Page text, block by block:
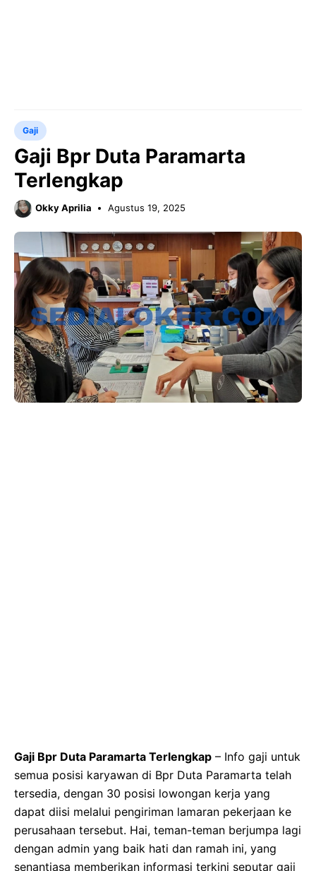
Gaji
Gaji Bpr Duta Paramarta
Terlengkap
Okky Aprilia Agustus 19, 2025
Gaji Bpr Duta Paramarta Terlengkap – Info gaji untuk
semua posisi karyawan di Bpr Duta Paramarta telah
tersedia, dengan 30 posisi lowongan kerja yang
dapat diisi melalui pengiriman lamaran pekerjaan ke
perusahaan tersebut. Hai, teman-teman berjumpa lagi
dengan admin yang baik hati dan ramah ini, yang
senantiasa memberikan informasi terkini seputar gaji